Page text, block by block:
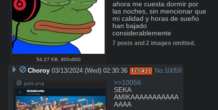
54.27 KB 900x900
ahora me cuesta dormir por
las noches, sin mencionar que
mi calidad y horas de sueño
han bajado
considerablemente
7 posts and 2 images omitted.
Choroy 03/13/2024 (Wed) 02:30:36 fc5411 No.10059
gata.png
>>10056
SEKA
AMIKAAAAAAAAAAA
AAAA